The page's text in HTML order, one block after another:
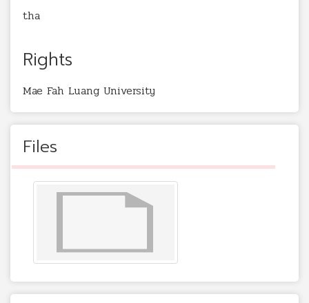
tha
Rights
Mae Fah Luang University
Files